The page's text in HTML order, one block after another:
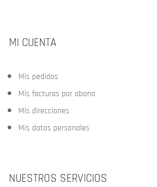
MI CUENTA
Mis pedidos
Mis facturas por abono
Mis direcciones
Mis datos personales
NUESTROS SERVICIOS